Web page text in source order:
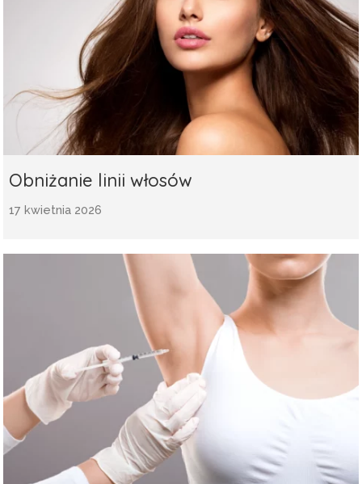
Obniżanie linii włosów
17 kwietnia 2026